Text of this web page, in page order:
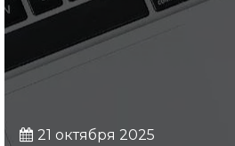
21 октября 2025